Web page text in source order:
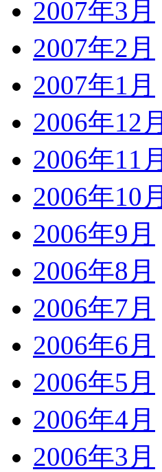
2007年3月
2007年2月
2007年1月
2006年12月
2006年11月
2006年10月
2006年9月
2006年8月
2006年7月
2006年6月
2006年5月
2006年4月
2006年3月